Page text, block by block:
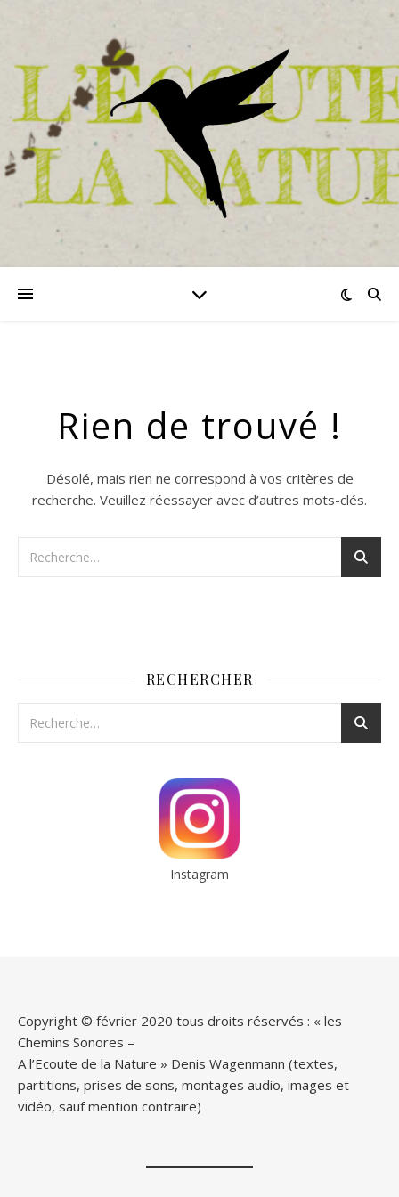
Rien de trouvé !
Désolé, mais rien ne correspond à vos critères de
recherche. Veuillez réessayer avec d’autres mots-clés.
RECHERCHER
Instagram
Copyright © février 2020 tous droits réservés : « les
Chemins Sonores –
A l’Ecoute de la Nature » Denis Wagenmann (textes,
partitions, prises de sons, montages audio, images et
vidéo, sauf mention contraire)